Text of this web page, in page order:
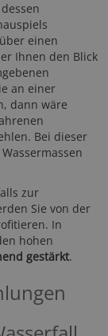
einen
Ihnen den Blick
an einer
dann wäre
Bei dieser
zur
Sie von der
In
hohen
gestärkt.